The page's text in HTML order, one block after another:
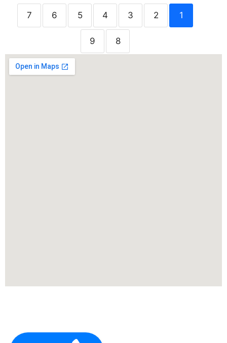
1
2
3
4
5
6
7
8
9